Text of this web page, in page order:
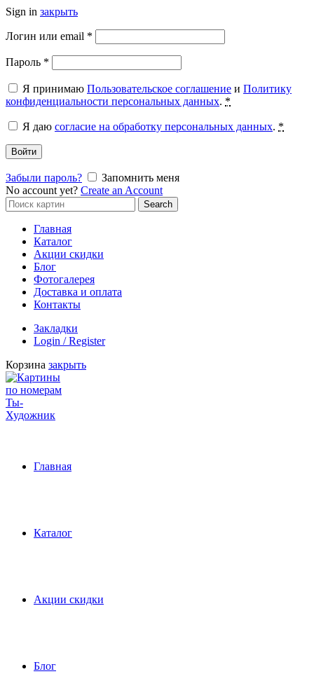
Sign in закрыть
Логин или email *
Пароль *
Я принимаю Пользовательское соглашение и Политику
конфиденциальности персональных данных. *
Я даю согласие на обработку персональных данных. *
Войти
Забыли пароль?
Запомнить меня
No account yet? Create an Account
Search
for:
Search
Главная
Каталог
Акции скидки
Блог
Фотогалерея
Доставка и оплата
Контакты
Закладки
Login / Register
Корзина закрыть
Главная
Каталог
Акции скидки
Блог